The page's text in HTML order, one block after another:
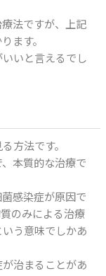
法ですが、上記
ます。
いと言えるでし
方法です。
本質的な治療で
感染症が原因で
のみによる治療
う意味でしかあ
治まることがあ